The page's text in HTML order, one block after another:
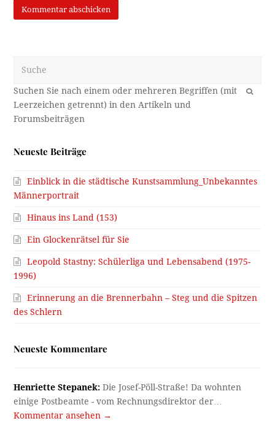
OK
Neueste Beiträge
Einblick in die städtische Kunstsammlung_Unbekanntes
Männerportrait
Hinaus ins Land (153)
Ein Glockenrätsel für Sie
Leopold Stastny: Schülerliga und Lebensabend (1975-
1996)
Erinnerung an die Brennerbahn – Steg und die Spitzen
des Schlern
Neueste Kommentare
Henriette Stepanek: Die Josef-Pöll-Straße! Da wohnten
einige Postbeamte - vom Rechnungsdirektor der…
Kommentar ansehen →